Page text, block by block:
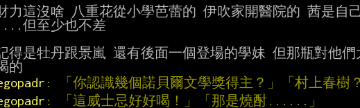
力這沒啥 八重花從小學芭蕾的 伊吹家開醫院的 茜是自
但至少也不差
得是牡丹跟景嵐 還有後面一個登場的學妹 但那瓶對他們
: 「你認識幾個諾貝爾文學獎得主？」「村上春樹？
: 「這威士忌好好喝！」「那是燒酎......」